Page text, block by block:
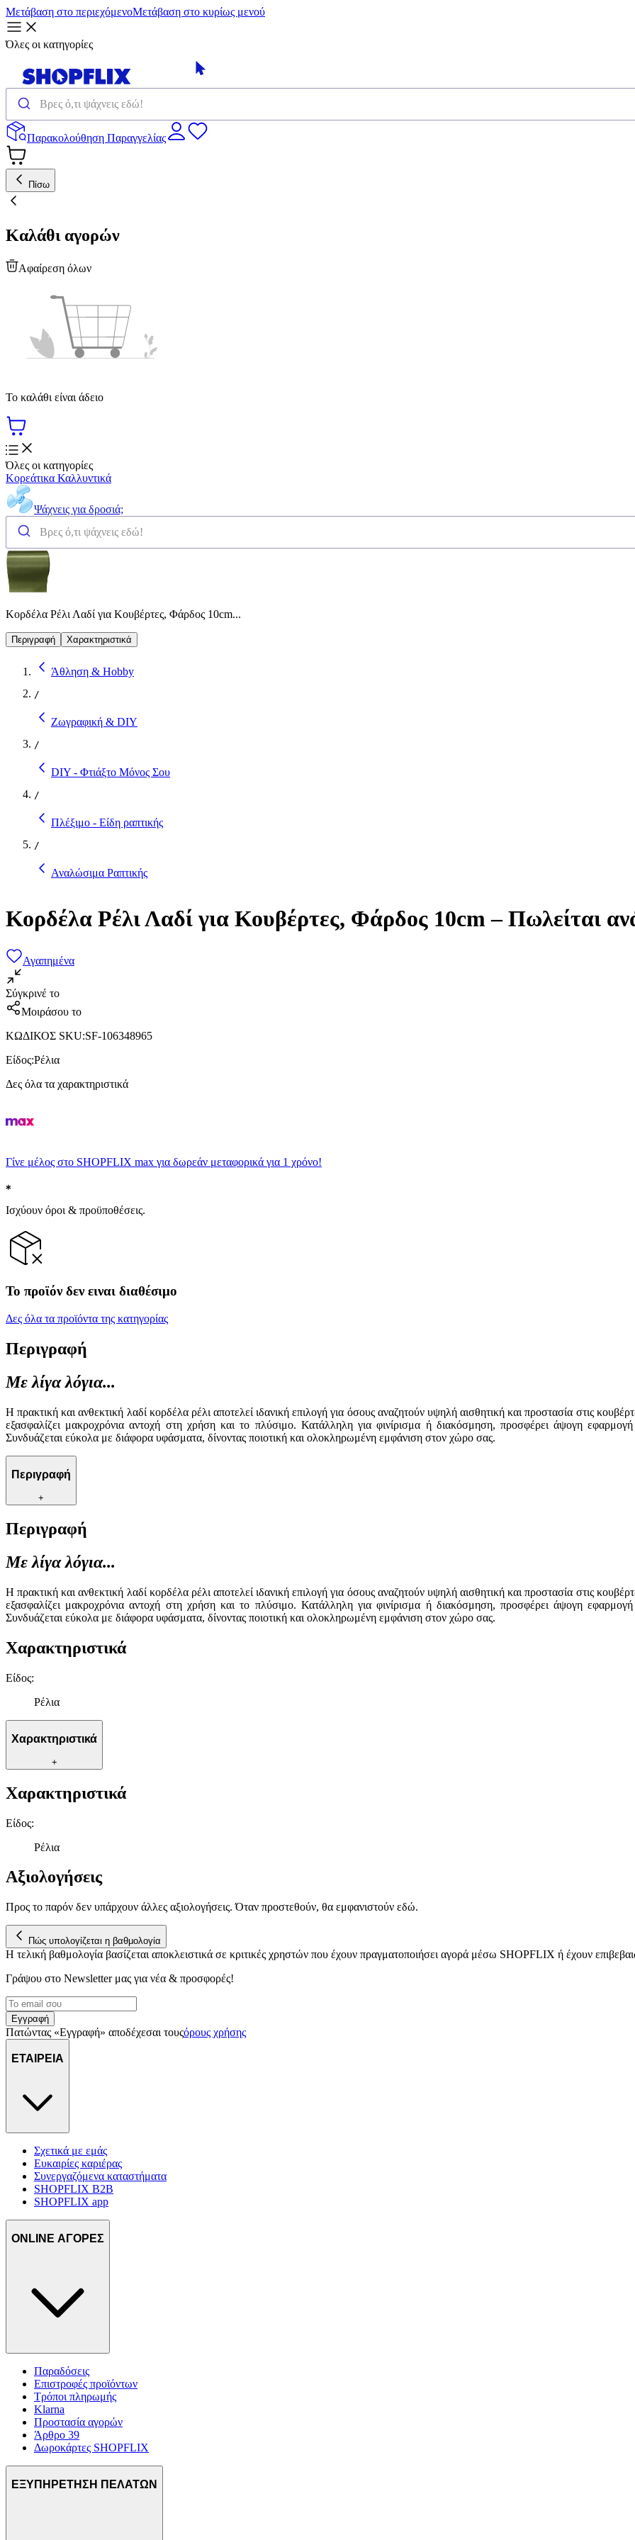
Μετάβαση στο περιεχόμενοΜετάβαση στο κυρίως μενού
Όλες οι κατηγορίες
Παρακολούθηση Παραγγελίας
Πίσω
Καλάθι αγορών
Αφαίρεση όλων
Το καλάθι είναι άδειο
Όλες οι κατηγορίες
Κορεάτικα Καλλυντικά
Ψάχνεις για δροσιά;
Κορδέλα Ρέλι Λαδί για Κουβέρτες, Φάρδος 10cm...
Περιγραφή Χαρακτηριστικά
Άθληση & Hobby
/
Ζωγραφική & DIY
/
DIY - Φτιάξτο Μόνος Σου
/
Πλέξιμο - Είδη ραπτικής
/
Αναλώσιμα Ραπτικής
Κορδέλα Ρέλι Λαδί για Κουβέρτες, Φάρδος 10cm – Πωλείται
Αγαπημένα
Σύγκρινέ το
Μοιράσου το
ΚΩΔΙΚΟΣ SKU:SF-106348965
Είδος:Ρέλια
Δες όλα τα χαρακτηριστικά
Γίνε μέλος στο SHOPFLIX max για δωρεάν μεταφορικά για 1 χρόνο!
Ισχύουν όροι & προϋποθέσεις.
Το προϊόν δεν ειναι διαθέσιμο
Δες όλα τα προϊόντα της κατηγορίας
Περιγραφή
Με λίγα λόγια...
Η πρακτική και ανθεκτική λαδί κορδέλα ρέλι αποτελεί ιδανική επιλογή για όσους αναζητούν υψηλή αισθητική και προστασία στις
εξασφαλίζει μακροχρόνια αντοχή στη χρήση και το πλύσιμο. Κατάλληλη για φινίρισμα ή διακόσμηση, προσφέρει άψογη
Συνδυάζεται εύκολα με διάφορα υφάσματα, δίνοντας ποιοτική και ολοκληρωμένη εμφάνιση στον χώρο σας.
Περιγραφή
+
Περιγραφή
Με λίγα λόγια...
Η πρακτική και ανθεκτική λαδί κορδέλα ρέλι αποτελεί ιδανική επιλογή για όσους αναζητούν υψηλή αισθητική και προστασία στις
εξασφαλίζει μακροχρόνια αντοχή στη χρήση και το πλύσιμο. Κατάλληλη για φινίρισμα ή διακόσμηση, προσφέρει άψογη
Συνδυάζεται εύκολα με διάφορα υφάσματα, δίνοντας ποιοτική και ολοκληρωμένη εμφάνιση στον χώρο σας.
Χαρακτηριστικά
Είδος:
Ρέλια
Χαρακτηριστικά
+
Χαρακτηριστικά
Είδος:
Ρέλια
Αξιολογήσεις
Προς το παρόν δεν υπάρχουν άλλες αξιολογήσεις. Όταν προστεθούν, θα εμφανιστούν εδώ.
Πώς υπολογίζεται η βαθμολογία
Η τελική βαθμολογία βασίζεται αποκλειστικά σε κριτικές χρηστών που έχουν πραγματοποιήσει αγορά μέσω SHOPFLIX ή έχουν
Γράψου στο Νewsletter μας για νέα & προσφορές!
Εγγραφή
Πατώντας «Εγγραφή» αποδέχεσαι τουςόρους χρήσης
ΕΤΑΙΡΕΙΑ
Σχετικά με εμάς
Ευκαιρίες καριέρας
Συνεργαζόμενα καταστήματα
SHOPFLIX B2B
SHOPFLIX app
ONLINE ΑΓΟΡΕΣ
Παραδόσεις
Επιστροφές προϊόντων
Τρόποι πληρωμής
Klarna
Προστασία αγορών
Άρθρο 39
Δωροκάρτες SHOPFLIX
ΕΞΥΠΗΡΕΤΗΣΗ ΠΕΛΑΤΩΝ